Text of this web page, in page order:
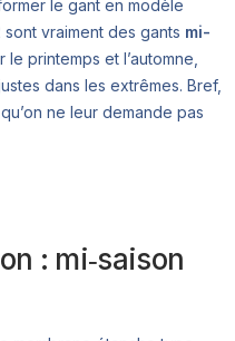
le gant en modèle
sont vraiment des gants mi-
printemps et l’automne,
dans les extrêmes. Bref,
ne leur demande pas
: mi‑saison